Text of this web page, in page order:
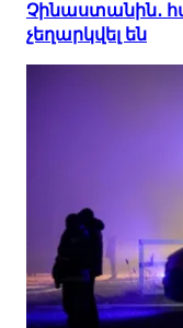
Չինաստանին․
չեղարկվել են